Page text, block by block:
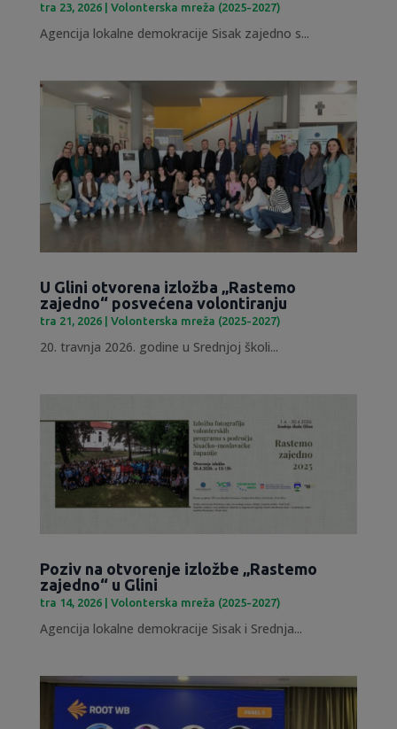
tra 23, 2026| Volonterska mreža (2025-2027)
Agencija lokalne demokracije Sisak zajedno s...
U Glini otvorena izložba „Rastemo
zajedno“ posvećena volontiranju
tra 21, 2026| Volonterska mreža (2025-2027)
20. travnja 2026. godine u Srednjoj školi...
Poziv na otvorenje izložbe „Rastemo
zajedno“ u Glini
tra 14, 2026| Volonterska mreža (2025-2027)
Agencija lokalne demokracije Sisak i Srednja...